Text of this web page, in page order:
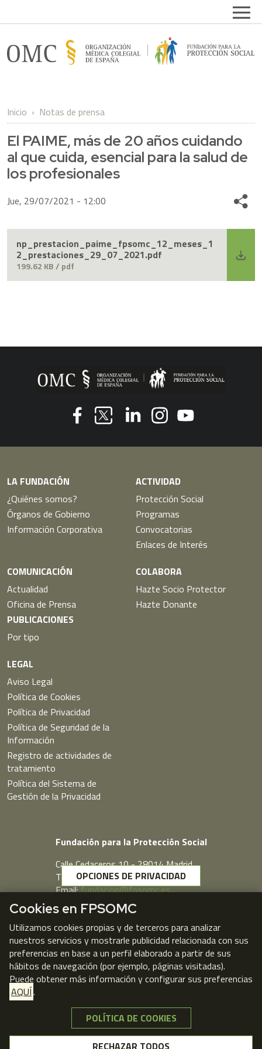
Inicio Notas de prensa
El PAIME, más de 20 años cuidando
al que cuida, esencial para la salud de
los profesionales
Jue, 29/07/2021 - 12:00 Share
np_prestacion_paime_fpsomc_12_meses_1
2_prestaciones_29_07_2021.pdf
199.62 KB / pdf
LA FUNDACIÓN
¿Quiénes somos?
Órganos de Gobierno
Información Corporativa
ACTIVIDAD
Protección Social
Programas
Convocatorias
Enlaces de Interés
COMUNICACIÓN
Actualidad
Oficina de Prensa
PUBLICACIONES
Por tipo
COLABORA
Hazte Socio Protector
Hazte Donante
LEGAL
Aviso Legal
Política de Cookies
Política de Privacidad
Política de Seguridad de la
Información
Registro de actividades de
tratamiento
Política del Sistema de
Gestión de la Privacidad
Fundación para la Protección Social
Calle Cedaceros,10 - 28014 Madrid
Telf. 91 431 77 80
Email:fundacion@fpsomc.es
Webmail
OPCIONES DE PRIVACIDAD
Cookies en FPSOMC
Utilizamos cookies propias y de terceros para analizar
nuestros servicios y mostrarle publicidad relacionada con sus
preferencias en base a un perfil elaborado a partir de sus
hábitos de navegación (por ejemplo, páginas visitadas).
Puede obtener más información y configurar sus preferencias
AQUÍ.
POLÍTICA DE COOKIES
RECHAZAR TODOS
NO, GRACIAS